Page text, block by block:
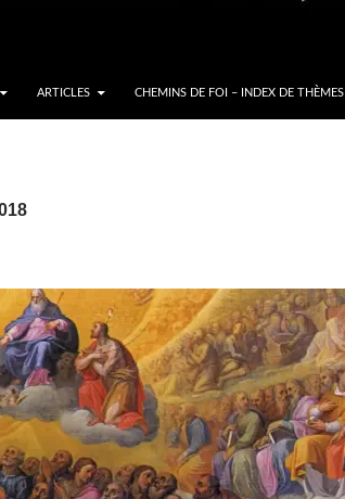
ARTICLES CHEMINS DE FOI – INDEX DE THÈMES